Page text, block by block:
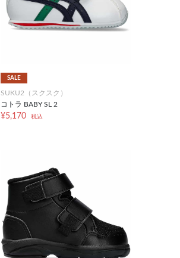
SALE
SUKU2（スクスク）
コトラ BABY SL 2
¥5,170 税込